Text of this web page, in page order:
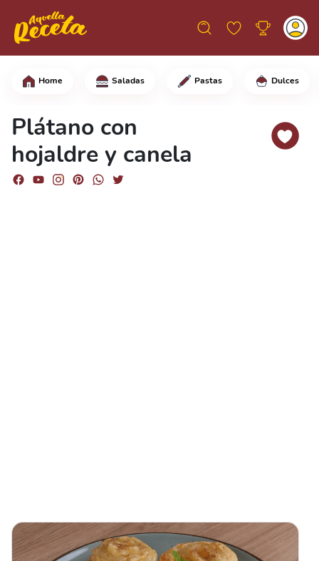
Home Saladas Pastas Dulces
Plátano con
hojaldre y canela
Empieza pelando los plátanos y